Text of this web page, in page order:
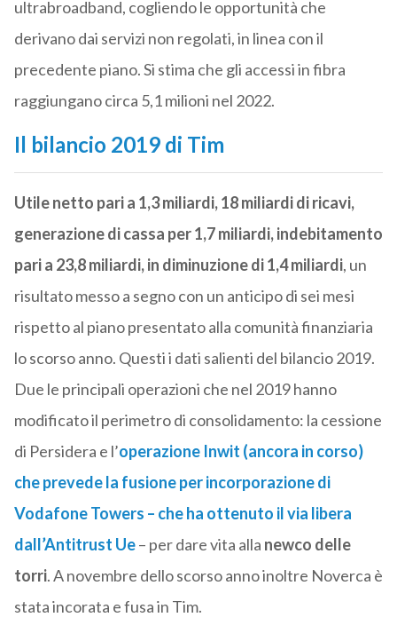
ultrabroadband, cogliendo le opportunità che
derivano dai servizi non regolati, in linea con il
precedente piano. Si stima che gli accessi in fibra
raggiungano circa 5,1 milioni nel 2022.
Il bilancio 2019 di Tim
Utile netto pari a 1,3 miliardi, 18 miliardi di ricavi,
generazione di cassa per 1,7 miliardi, indebitamento
pari a 23,8 miliardi, in diminuzione di 1,4 miliardi, un
risultato messo a segno con un anticipo di sei mesi
rispetto al piano presentato alla comunità finanziaria
lo scorso anno. Questi i dati salienti del bilancio 2019.
Due le principali operazioni che nel 2019 hanno
modificato il perimetro di consolidamento: la cessione
di Persidera e l’operazione Inwit (ancora in corso)
che prevede la fusione per incorporazione di
Vodafone Towers – che ha ottenuto il via libera
dall’Antitrust Ue– per dare vita alla newco delle
torri. A novembre dello scorso anno inoltre Noverca è
stata incorata e fusa in Tim.